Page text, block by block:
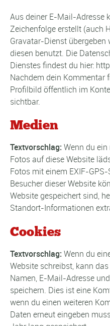
Aus deiner E-Mail-Adresse
Zeichenfolge erstellt (auch
Gravatar-Dienst übergeben
diesen benutzt. Die
Dienstes findest du hier:
Nachdem dein Kommentar
Profilbild öffentlich im
sichtbar.
Medien
Textvorschlag: Wenn du
Fotos auf diese Website
Fotos mit einem EXIF-
Besucher dieser Website
Website gespeichert sind,
Standort-Informationen
Cookies
Textvorschlag: Wenn du
Website schreibst, kann
Namen, E-Mail-Adresse
speichern. Dies ist eine
wenn du einen weiteren
Daten erneut eingeben